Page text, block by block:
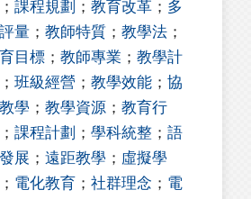
； 課程規劃 ； 教育改革 ； 多
量 ； 教師特質 ； 教學法 ；
目標 ； 教師專業 ； 教學計
； 班級經營 ； 教學效能 ； 協
學 ； 教學資源 ； 教育行
； 課程計劃 ； 學科統整 ； 語
展 ； 遠距教學 ； 虛擬學
； 電化教育 ； 社群理念 ； 電